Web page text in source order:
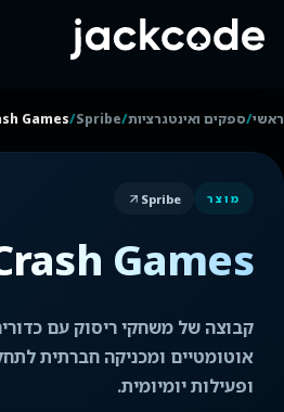
ראשי/ספקים ואינטגרציות/
Spribe
/
Games
מוצר Spribe
Games
קבוצה של משחקי ריסוק עם
אוטומטיים ומכניקה חברתית
ופעילות יומיומית.